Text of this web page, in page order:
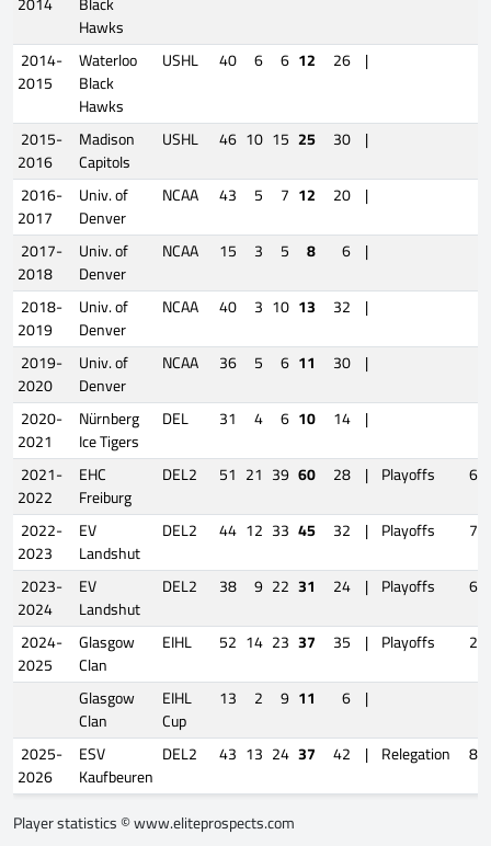
Hawks
2014-
2015
Waterloo
Black
Hawks
USHL 40 6 6 12 26 |
2015-
2016
Madison
Capitols
USHL 46 10 15 25 30 |
2016-
2017
Univ. of
Denver
NCAA 43 5 7 12 20 |
2017-
2018
Univ. of
Denver
NCAA 15 3 5 8 6 |
2018-
2019
Univ. of
Denver
NCAA 40 3 10 13 32 |
2019-
2020
Univ. of
Denver
NCAA 36 5 6 11 30 |
2020-
2021
Nürnberg
Ice Tigers
DEL 31 4 6 10 14 |
2021-
2022
EHC
Freiburg
DEL2 51 21 39 60 28 | Playoffs 6
2022-
2023
EV
Landshut
DEL2 44 12 33 45 32 | Playoffs 7
2023-
2024
EV
Landshut
DEL2 38 9 22 31 24 | Playoffs 6
2024-
2025
Glasgow
Clan
EIHL 52 14 23 37 35 | Playoffs 2
Glasgow
Clan
EIHL
Cup
13 2 9 11 6 |
2025-
2026
ESV
Kaufbeuren
DEL2 43 13 24 37 42 | Relegation 8
Player statistics ©www.eliteprospects.com